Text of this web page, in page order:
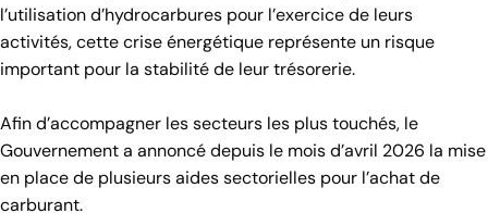
l’utilisation d’hydrocarbures pour l’exercice de leurs
activités, cette crise énergétique représente un risque
important pour la stabilité de leur trésorerie.
Afin d’accompagner les secteurs les plus touchés, le
Gouvernement a annoncé depuis le mois d’avril 2026 la mise
en place de plusieurs aides sectorielles pour l’achat de
carburant.